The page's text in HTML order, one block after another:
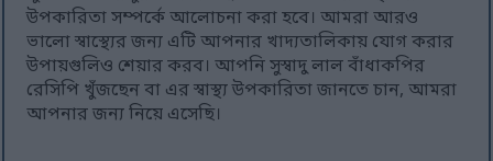
উপকারিতা সম্পর্কে আলোচনা করা হবে। আমরা আরও
ভালো স্বাস্থ্যের জন্য এটি আপনার খাদ্যতালিকায় যোগ করার
উপায়গুলিও শেয়ার করব। আপনি সুস্বাদু লাল বাঁধাকপির
রেসিপি খুঁজছেন বা এর স্বাস্থ্য উপকারিতা জানতে চান, আমরা
আপনার জন্য নিয়ে এসেছি।